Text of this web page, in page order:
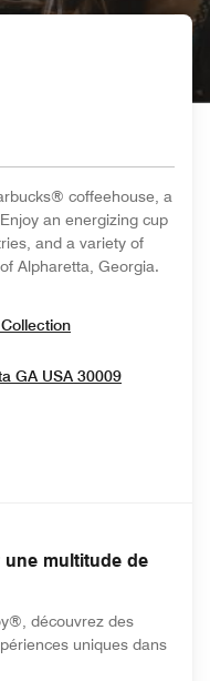
coffeehouse, a
an energizing cup
and a variety of
Alpharetta, Georgia.
Opens In New
GA USA 30009Opens In
multitude de
découvrez des
uniques dans